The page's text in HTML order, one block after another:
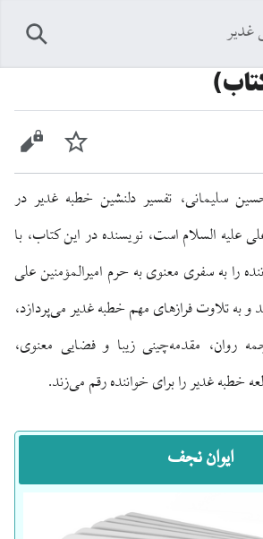
غدیر
پیگیری
سلیمانی، تفسیر دلنشین خطبه غدیر در
السلام است، نویسنده در این کتاب، با
را به سفری معنوی به حرم امیرالمؤمنین علی
به تلاوت فرازهای مهم خطبه غدیر می‌پردازد،
روان، مقدمه‌چینی زیبا و فضایی معنوی،
خطبه غدیر را برای خواننده رقم می‌زند.
ایوان نجف